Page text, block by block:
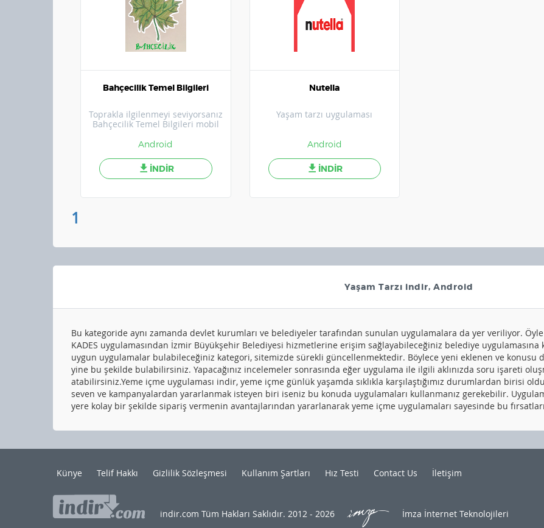
Bahçecilik Temel Bilgileri
Toprakla ilgilenmeyi seviyorsanız
Bahçecilik Temel Bilgileri mobil
faydalanabilirsiniz.
Android
İNDİR
Nutella
Yaşam tarzı uygulaması
Android
İNDİR
1
Yaşam Tarzı indir, Android
Bu kategoride aynı zamanda devlet kurumları ve belediyeler tarafından sunulan uygulamalara da yer veriliyor.
KADES uygulamasından İzmir Büyükşehir Belediyesi hizmetlerine erişim sağlayabileceğiniz belediye
uygun uygulamalar bulabileceğiniz kategori, sitemizde sürekli güncellenmektedir. Böylece yeni eklenen ve konusu
yine bu şekilde bulabilirsiniz. Yapacağınız incelemeler sonrasında eğer uygulama ile ilgili aklınızda soru işareti
atabilirsiniz.Yeme içme uygulaması indir, yeme içme günlük yaşamda sıklıkla karşılaştığımız durumlardan birisi
seven ve kampanyalardan yararlanmak isteyen biri iseniz bu konuda uygulamaları kullanmanız gerekebilir.
yere kolay bir şekilde sipariş vermenin avantajlarından yararlanarak yeme içme uygulamaları sayesinde bu
Künye Telif Hakkı Gizlilik Sözleşmesi Kullanım Şartları Hız Testi Contact Us İletişim
indir.com Tüm Hakları Saklıdır. 2012 - 2026 İmza İnternet Teknolojileri